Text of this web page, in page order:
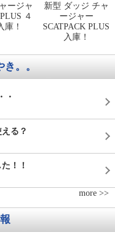
ージャ
４
庫！
新型 ダッジ チャ
ージャー
SCATPACK PLUS
入庫！
。。
・
る？
！！
more >>